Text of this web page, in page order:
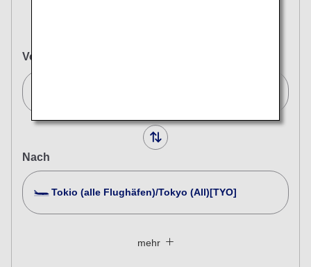
Von
Nach
Tokio (alle Flughäfen)/Tokyo (All)[TYO]
mehr